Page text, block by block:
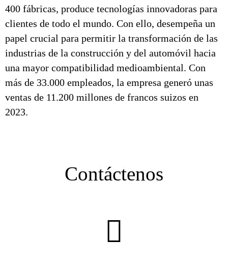
400 fábricas, produce tecnologías innovadoras para
clientes de todo el mundo. Con ello, desempeña un
papel crucial para permitir la transformación de las
industrias de la construcción y del automóvil hacia
una mayor compatibilidad medioambiental. Con
más de 33.000 empleados, la empresa generó unas
ventas de 11.200 millones de francos suizos en
2023.
Contáctenos